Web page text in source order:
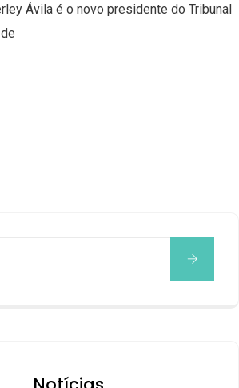
Ávila é o novo presidente do Tribunal